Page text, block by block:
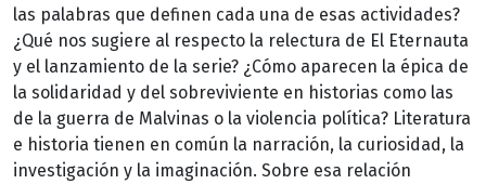
las palabras que definen cada una de esas actividades?
¿Qué nos sugiere al respecto la relectura de El Eternauta
y el lanzamiento de la serie? ¿Cómo aparecen la épica de
la solidaridad y del sobreviviente en historias como las
de la guerra de Malvinas o la violencia política? Literatura
e historia tienen en común la narración, la curiosidad, la
investigación y la imaginación. Sobre esa relación